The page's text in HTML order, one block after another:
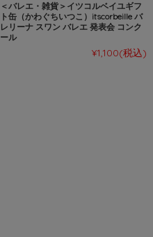
＜バレエ・雑貨＞イツコルベイユギフ
ト缶（かわぐちいつこ）itscorbeille バ
レリーナ スワン バレエ 発表会 コンク
ール
¥1,100(税込)